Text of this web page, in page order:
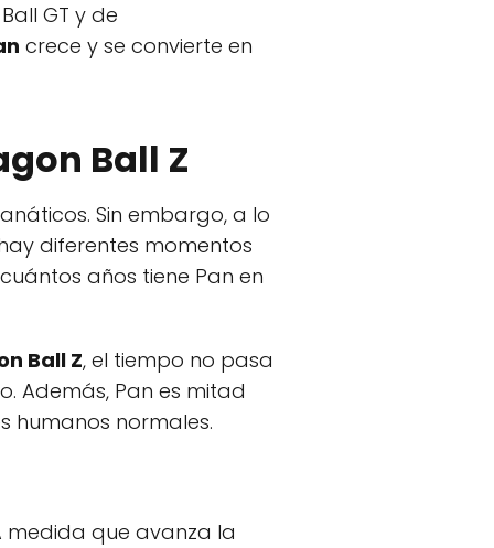
GT y de
crece y se convierte en
Ball Z
Sin embargo, a lo
diferentes momentos
años tiene Pan en
Ball Z, el tiempo no pasa
Además, Pan es mitad
humanos normales.
medida que avanza la